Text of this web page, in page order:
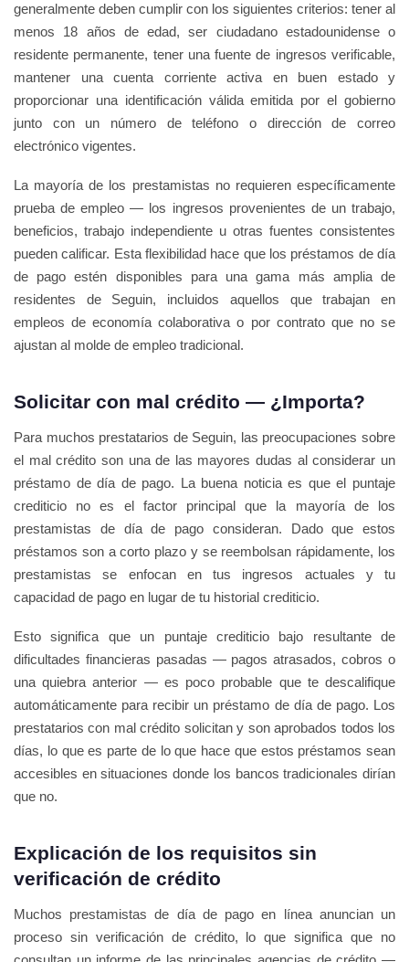
generalmente deben cumplir con los siguientes criterios: tener al
menos 18 años de edad, ser ciudadano estadounidense o
residente permanente, tener una fuente de ingresos verificable,
mantener una cuenta corriente activa en buen estado y
proporcionar una identificación válida emitida por el gobierno
junto con un número de teléfono o dirección de correo
electrónico vigentes.
La mayoría de los prestamistas no requieren específicamente
prueba de empleo — los ingresos provenientes de un trabajo,
beneficios, trabajo independiente u otras fuentes consistentes
pueden calificar. Esta flexibilidad hace que los préstamos de día
de pago estén disponibles para una gama más amplia de
residentes de Seguin, incluidos aquellos que trabajan en
empleos de economía colaborativa o por contrato que no se
ajustan al molde de empleo tradicional.
Solicitar con mal crédito — ¿Importa?
Para muchos prestatarios de Seguin, las preocupaciones sobre
el mal crédito son una de las mayores dudas al considerar un
préstamo de día de pago. La buena noticia es que el puntaje
crediticio no es el factor principal que la mayoría de los
prestamistas de día de pago consideran. Dado que estos
préstamos son a corto plazo y se reembolsan rápidamente, los
prestamistas se enfocan en tus ingresos actuales y tu
capacidad de pago en lugar de tu historial crediticio.
Esto significa que un puntaje crediticio bajo resultante de
dificultades financieras pasadas — pagos atrasados, cobros o
una quiebra anterior — es poco probable que te descalifique
automáticamente para recibir un préstamo de día de pago. Los
prestatarios con mal crédito solicitan y son aprobados todos los
días, lo que es parte de lo que hace que estos préstamos sean
accesibles en situaciones donde los bancos tradicionales dirían
que no.
Explicación de los requisitos sin
verificación de crédito
Muchos prestamistas de día de pago en línea anuncian un
proceso sin verificación de crédito, lo que significa que no